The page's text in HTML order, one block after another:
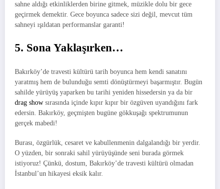
sahne aldığı etkinliklerden birine gitmek, müzikle dolu bir gece
geçirmek demektir. Gece boyunca sadece sizi değil, mevcut tüm
sahneyi ışıldatan performanslar garanti!
5. Sona Yaklaşırken…
Bakırköy’de travesti kültürü tarih boyunca hem kendi sanatını
yaratmış hem de bulunduğu semti dönüştürmeyi başarmıştır. Bugün
sahilde yürüyüş yaparken bu tarihi yeniden hissedersin ya da bir
drag show sırasında içinde kıpır kıpır bir özgüven uyandığını fark
edersin. Bakırköy, geçmişten bugüne gökkuşağı spektrumunun
gerçek mabedi!
Burası, özgürlük, cesaret ve kabullenmenin dalgalandığı bir yerdir.
O yüzden, bir sonraki sahil yürüyüşünde seni burada görmek
istiyoruz! Çünkü, dostum, Bakırköy’de travesti kültürü olmadan
İstanbul’un hikayesi eksik kalır.